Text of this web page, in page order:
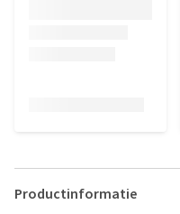
Productinformatie